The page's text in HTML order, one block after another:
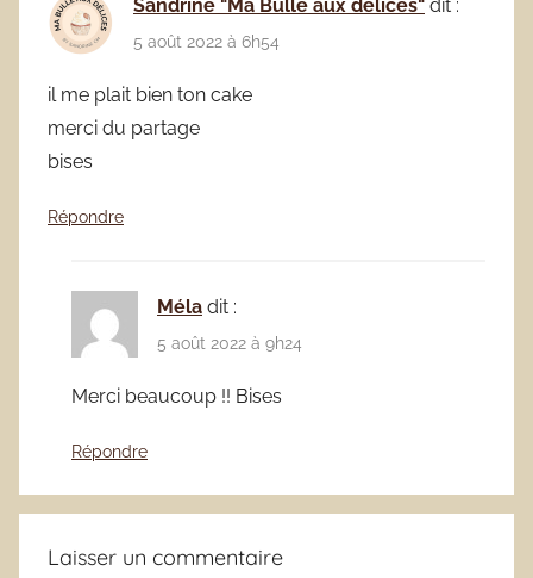
Sandrine "Ma Bulle aux délices" dit :
5 août 2022 à 6h54
il me plait bien ton cake
merci du partage
bises
Répondre
Méla dit :
5 août 2022 à 9h24
Merci beaucoup !! Bises
Répondre
Laisser un commentaire